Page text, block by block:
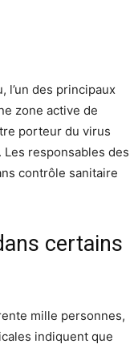
l’un des principaux
zone active de
porteur du virus
responsables des
contrôle sanitaire
certains
mille personnes,
indiquent que